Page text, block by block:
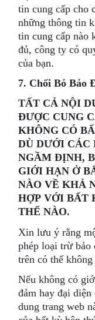
tin cung cấp cho
những thông tin
tin cung cấp nào
đủ, công ty có
của bạn.
7. Chối Bỏ Bảo
TẤT CẢ NỘI
ĐƯỢC CUNG
KHÔNG CÓ
DÙ DƯỚI CÁC
NGẦM ĐỊNH,
GIỚI HẠN Ở
NÀO VỀ KHẢ
HỢP VỚI BẤT
THỂ NÀO.
Xin lưu ý rằng
phép loại trừ
trên có thể không
Nếu không có
đảm hay đại
dung trang web